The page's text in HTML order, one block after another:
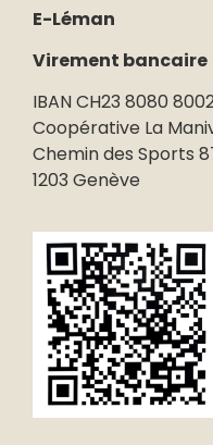
E-Léman
Virement bancaire
IBAN CH23 8080
Coopérative La
Chemin des Sports
1203 Genève